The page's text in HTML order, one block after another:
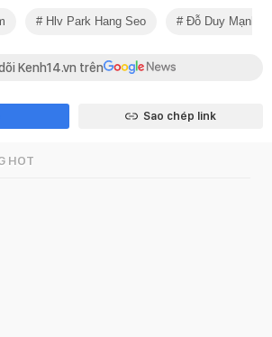
Hlv Park Hang Seo Đỗ Duy Mạnh
Kenh14.vn trên
Sao chép link
HOT